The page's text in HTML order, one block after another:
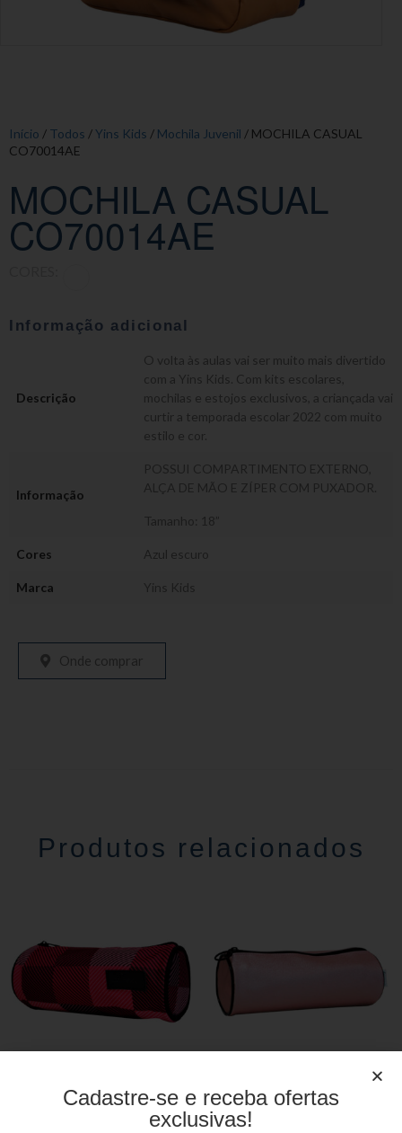
Início / Todos /Yins Kids / Mochila Juvenil / MOCHILA CASUAL
CO70014AE
MOCHILA CASUAL
CO70014AE
Informação adicional
Descrição
O volta às aulas vai ser muito mais divertido
com a Yins Kids. Com kits escolares,
mochilas e estojos exclusivos, a criançada vai
curtir a temporada escolar 2022 com muito
estilo e cor.
Informação
POSSUI COMPARTIMENTO EXTERNO,
ALÇA DE MÃO E ZÍPER COM PUXADOR.
Tamanho: 18”
Cores Azul escuro
Marca Yins Kids
Onde comprar
Produtos relacionados
Estojo Juvenil ys27113 Estojo Juvenil YS27108
Cadastre-se e receba ofertas
exclusivas!